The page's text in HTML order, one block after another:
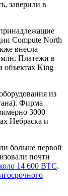
заверили в
Compute North
внесла
Платежи в
объектах King
из
Фирма
3000
Небраска и
больше первой
почти
14 600 BTC.